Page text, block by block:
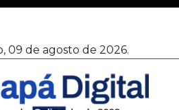
09 de agosto de 2026.